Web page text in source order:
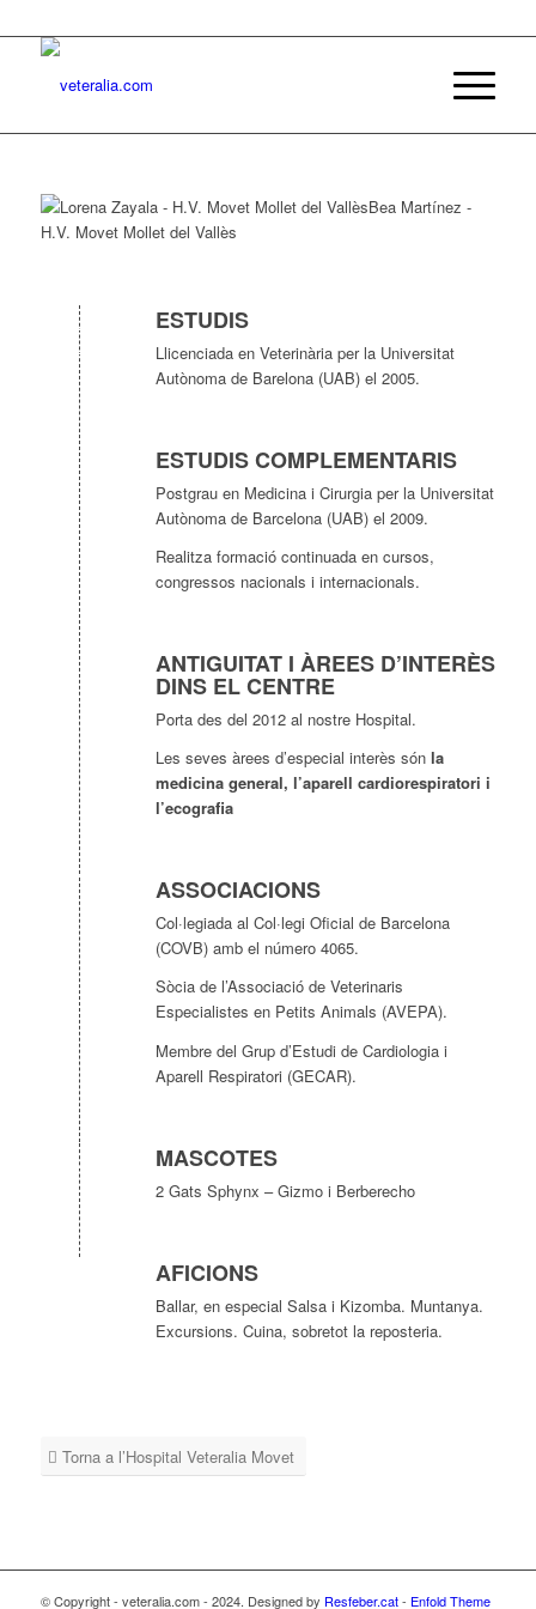
ESTUDIS
Llicenciada en Veterinària per la Universitat
Autònoma de Barelona (UAB) el 2005.
ESTUDIS COMPLEMENTARIS
Postgrau en Medicina i Cirurgia per la Universitat
Autònoma de Barcelona (UAB) el 2009.
Realitza formació continuada en cursos,
congressos nacionals i internacionals.
ANTIGUITAT I ÀREES D’INTERÈS
DINS EL CENTRE
Porta des del 2012 al nostre Hospital.
Les seves àrees d’especial interès són la
medicina general, l’aparell cardiorespiratori i
l’ecografia
ASSOCIACIONS
Col·legiada al Col·legi Oficial de Barcelona
(COVB) amb el número 4065.
Sòcia de l’Associació de Veterinaris
Especialistes en Petits Animals (AVEPA).
Membre del Grup d’Estudi de Cardiologia i
Aparell Respiratori (GECAR).
MASCOTES
2 Gats Sphynx – Gizmo i Berberecho
AFICIONS
Ballar, en especial Salsa i Kizomba. Muntanya.
Excursions. Cuina, sobretot la reposteria.
Torna a l’Hospital Veteralia Movet
© Copyright - veteralia.com - 2024. Designed by Resfeber.cat- Enfold Theme